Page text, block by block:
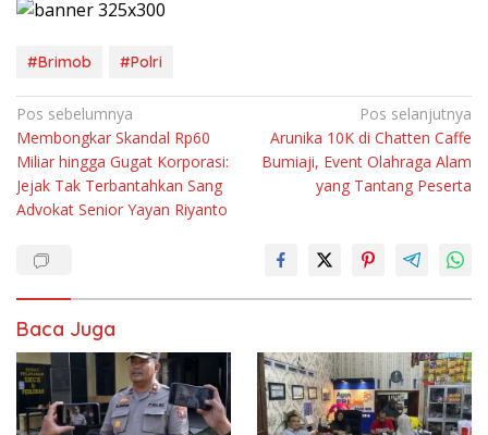
#Brimob #Polri
Navigasi
pos
Pos sebelumnya
Membongkar Skandal Rp60
Miliar hingga Gugat Korporasi:
Jejak Tak Terbantahkan Sang
Advokat Senior Yayan Riyanto
Pos selanjutnya
Arunika 10K di Chatten Caffe
Bumiaji, Event Olahraga Alam
yang Tantang Peserta
Baca Juga